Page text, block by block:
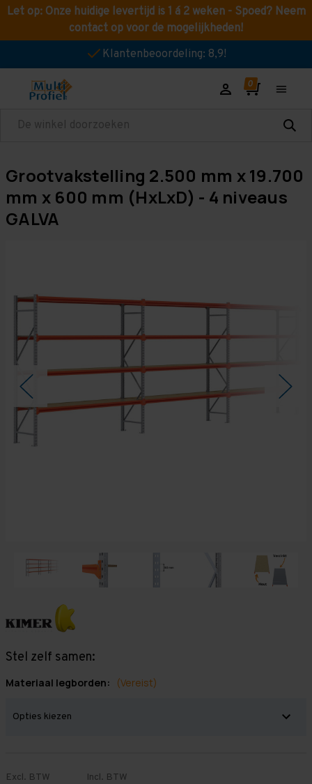
Let op: Onze huidige levertijd is 1 á 2 weken - Spoed? Neem
contact op voor de mogelijkheden!
Klantenbeoordeling: 8,9!
Zoeken
Grootvakstelling 2.500 mm x 19.700
mm x 600 mm (HxLxD) - 4 niveaus
GALVA
Stel zelf samen:
Materiaal legborden: (Vereist)
Excl. BTW Incl. BTW